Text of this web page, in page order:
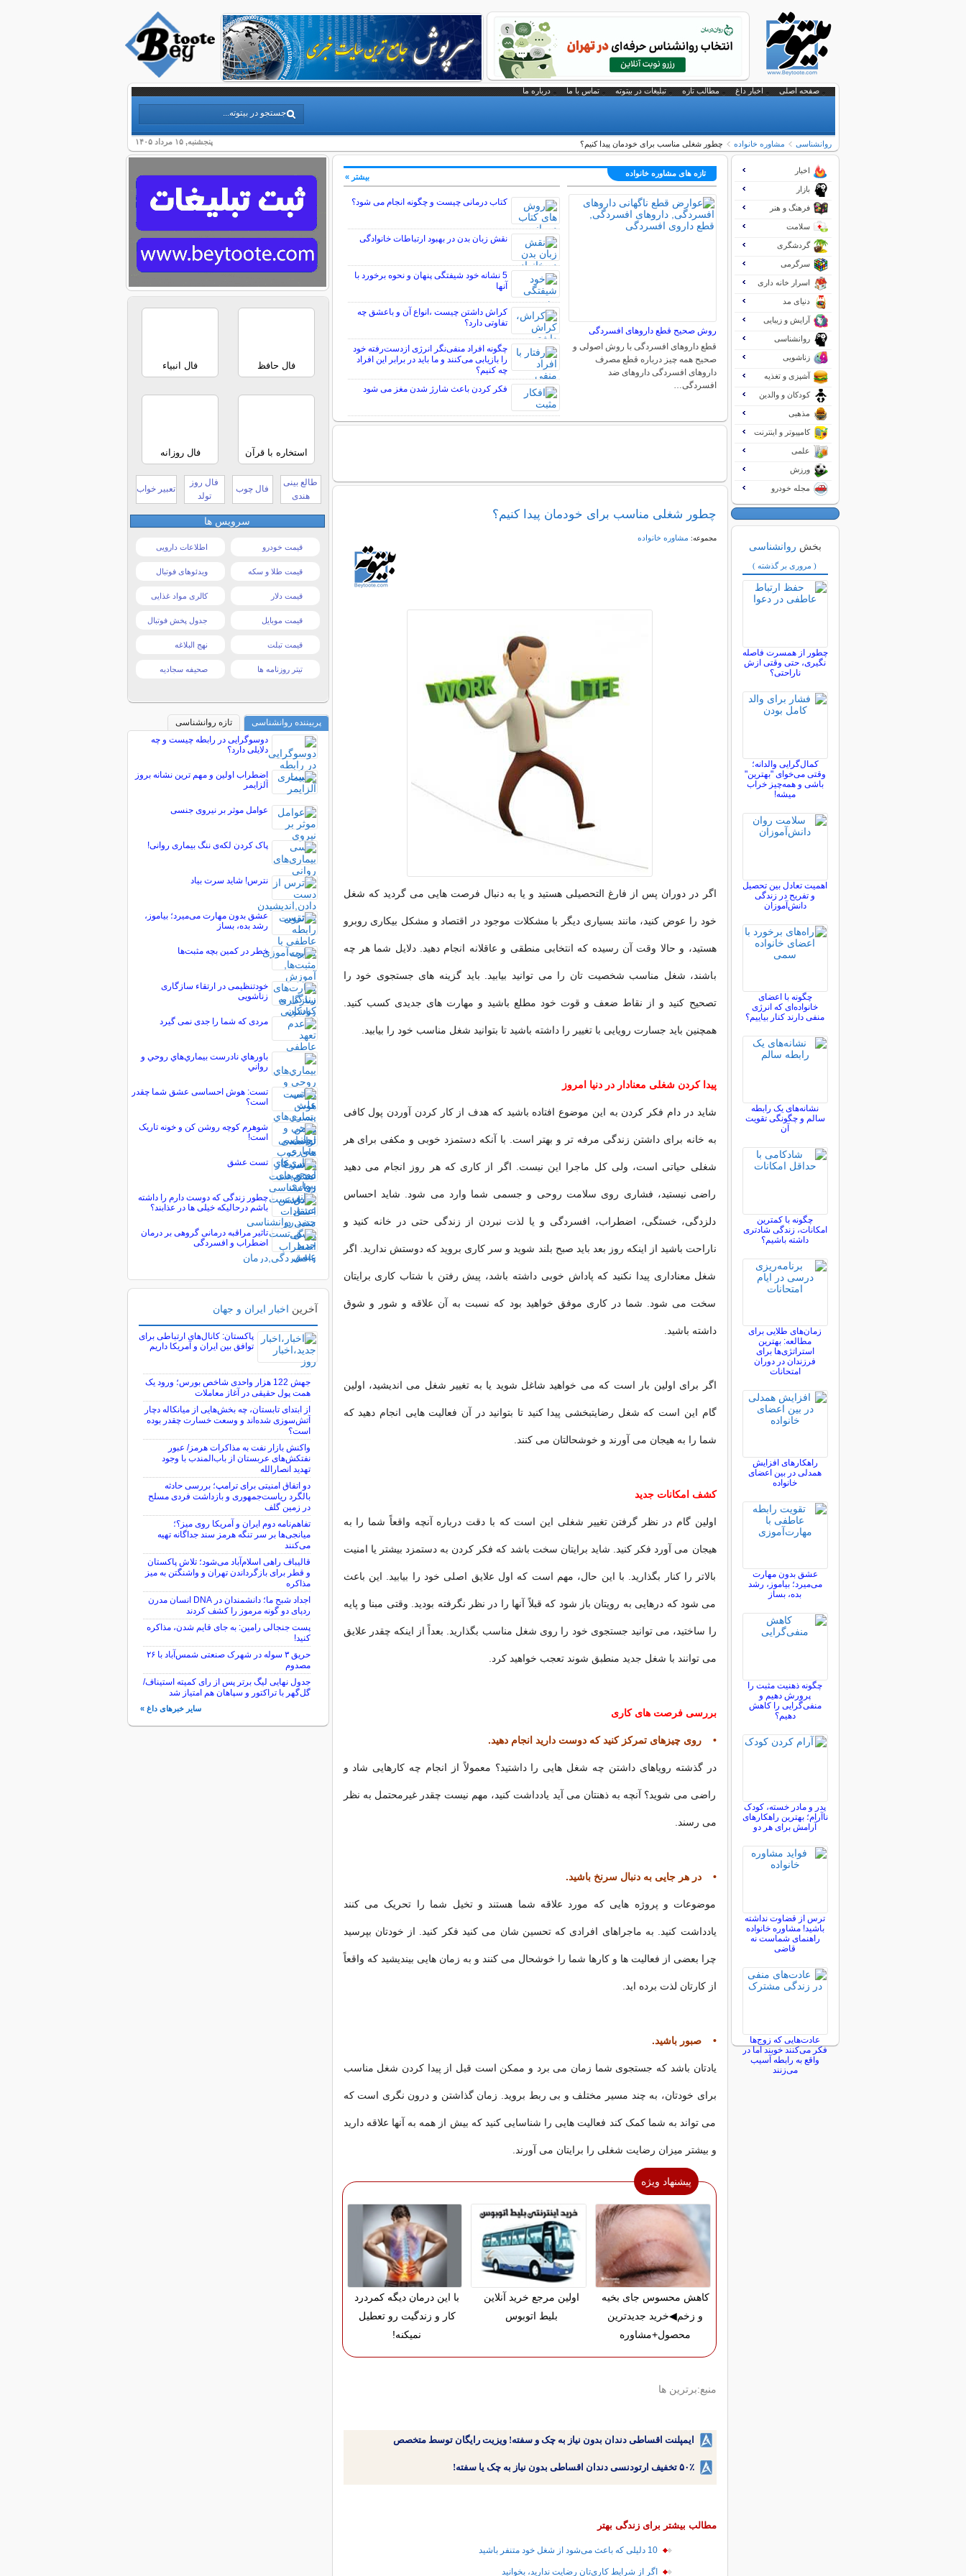
صفحه اصلی اخبار داغ مطالب تازه تبلیغات در بیتوته تماس با ما درباره ما
پنجشنبه, ۱۵ مرداد ۱۴۰۵ روانشناسی مشاوره خانواده چطور شغلی مناسب برای خودمان پیدا کنیم؟
تازه های مشاوره خانواده
روش صحیح قطع داروهای افسردگی
قطع داروهای افسردگی با روش اصولی و
صحیح همه چیز درباره قطع مصرف
داروهای افسردگی داروهای ضد
افسردگی…
کتاب درمانی چیست و چگونه انجام می شود؟
نقش زبان بدن در بهبود ارتباطات خانوادگی
5 نشانه خود شیفتگی پنهان و نحوه برخورد با
آنها
کراش داشتن چیست ،انواع آن و باعشق چه
تفاوتی دارد؟
چگونه افراد منفی‌نگر انرژی ازدست‌رفته خود
را بازیابی می‌کنند و ما باید در برابر این افراد
چه کنیم؟
فکر کردن باعث شارژ شدن مغز می شود
بیشتر »
چطور شغلی مناسب برای خودمان پیدا کنیم؟
مجموعه: مشاوره خانواده
اگر در دوران پس از فارغ التحصیلی هستید و یا به دنبال فرصت هایی می گردید که شغل
خود را عوض کنید، مانند بسیاری دیگر با مشکلات موجود در اقتصاد و مشکل بیکاری روبرو
هستید، و حالا وقت آن رسیده که انتخابی منطقی و عاقلانه انجام دهید. دلایل شما هر چه
باشند، شغل مناسب شخصیت تان را می توانید بیابید. باید گزینه های جستجوی خود را
تصحیح کنید و از نقاط ضعف و قوت خود مطلع باشید و مهارت های جدیدی کسب کنید.
همچنین باید جسارت رویایی با تغییر را داشته باشید تا بتوانید شغل مناسب خود را بیابید.
پیدا کردن شغلی معنادار در دنیا امروز
شاید در دام فکر کردن به این موضوع افتاده باشید که هدف از کار کردن آوردن پول کافی
به خانه برای داشتن زندگی مرفه تر و بهتر است. با آنکه دستمزد خوبی و مکفی برای هر
شغلی حیاتی است، ولی کل ماجرا این نیست. اگر از کاری که هر روز انجام می دهید
راضی نیستید، فشاری روی سلامت روحی و جسمی شما وارد می شود. شاید احساس
دلزدگی، خستگی، اضطراب، افسردگی و یا لذت نبردن از زندگی حتی در خانه کنید و
ناراحت باشید از اینکه روز بعد باید صبح بلند شوید و سر کاری بروید که دوستش ندارید. اگر
شغل معناداری پیدا نکنید که پاداش خوبی داشته باشد، پیش رفتن با شتاب کاری برایتان
سخت می شود. شما در کاری موفق خواهید بود که نسبت به آن علاقه و شور و شوق
داشته باشید.
اگر برای اولین بار است که می خواهید شاغل شوید یا به تغییر شغل می اندیشید، اولین
گام این است که شغل رضایتبخشی پیدا کنید تا بتوانید در آن فعالیت هایی انجام دهید که
شما را به هیجان می آورند و خوشحالتان می کنند.
کشف امکانات جدید
اولین گام در نظر گرفتن تغییر شغلی این است که با دقت درباره آنچه واقعاً شما را به
هیجان می آورد فکر کنید. شاید برایتان سخت باشد که فکر کردن به دستمزد بیشتر یا امنیت
بالاتر را کنار بگذارید. با این حال، مهم است که اول علایق اصلی خود را بیابید. این باعث
می شود که درهایی به رویتان باز شود که قبلاً آنها را در نظر نگرفته بودید. وقتی مبنا و پایه
را ساختید، می توانید جستجوی خود را روی شغل مناسب بگذارید. بعداً از اینکه چقدر علایق
می توانند با شغل جدید منطبق شوند تعجب خواهید کرد.
بررسی فرصت های کاری
• روی چیزهای تمرکز کنید که دوست دارید انجام دهید.
در گذشته رویاهای داشتن چه شغل هایی را داشتید؟ معمولاً از انجام چه کارهایی شاد و
راضی می شوید؟ آنچه به ذهنتان می آید یادداشت کنید، مهم نیست چقدر غیرمحتمل به نظر
می رسند.
• در هر جایی به دنبال سرنخ باشید.
موضوعات و پروژه هایی که مورد علاقه شما هستند و تخیل شما را تحریک می کنند
یادداشت کنید. به ماجراهای افرادی که تحسین شان می کنید فکر کنید. از خودتان بپرسید
چرا بعضی از فعالیت ها و کارها شما را خوشحال می کنند و به زمان هایی بیندیشید که واقعاً
از کارتان لذت برده اید.
• صبور باشید.
یادتان باشد که جستجوی شما زمان می برد و ممکن است قبل از پیدا کردن شغل مناسب
برای خودتان، به چند مسیر مختلف و بی ربط بروید. زمان گذاشتن و درون نگری است که
می تواند به شما کمک کند فعالیت هایی را شناسایی کنید که بیش از همه به آنها علاقه دارید
و بیشتر میزان رضایت شغلی را برایتان می آورند.
پیشنهاد ویژه
کاهش محسوس جای بخیه
و زخم◀خرید جدیدترین
محصول+مشاوره
اولین مرجع خرید آنلاین
بلیط اتوبوس
با این درمان دیگه کمردرد
کار و زندگیت رو تعطیل
نمیکنه!
منبع:برترین ها
ایمپلنت اقساطی دندان بدون نیاز به چک و سفته! ویزیت رایگان توسط متخصص
۵۰٪ تخفیف ارتودنسی دندان اقساطی بدون نیاز به چک یا سفته!
مطالب بیشتر برای زندگی بهتر
10 دلیلی که باعث می‌شود از شغل خود متنفر باشید
اگر از شرایط کاری‌تان رضایت ندارید، بخوانید
اخبار
بازار
فرهنگ و هنر
سلامت
گردشگری
سرگرمی
اسرار خانه داری
دنیای مد
آرایش و زیبایی
روانشناسی
زناشویی
آشپزی و تغذیه
کودکان و والدین
مذهبی
کامپیوتر و اینترنت
علمی
ورزش
مجله خودرو
بخش روانشناسی
( مروری بر گذشته )
چطور از همسرت فاصله
نگيری، حتی وقتی ازش
ناراحتی؟
کمال‌گرایی والدانه؛
وقتی می‌خوای "بهترین"
باشی و همه‌چیز خراب
میشه!
اهمیت تعادل بین تحصیل
و تفریح در زندگی
دانش‌آموزان
چگونه با اعضای
خانواده‌ای که انرژی
منفی دارند کنار بیاییم؟
نشانه‌های یک رابطه
سالم و چگونگی تقویت
آن
چگونه با کمترین
امکانات، زندگی شادتری
داشته باشیم؟
زمان‌های طلایی برای
مطالعه: بهترین
استراتژی‌ها برای
فرزندان در دوران
امتحانات
راهکارهای افزایش
همدلی در بین اعضای
خانواده
عشق بدون مهارت
می‌میرد؛ بیاموز، رشد
بده، بساز
چگونه ذهنیت مثبت را
پرورش دهیم و
منفی‌گرایی را کاهش
دهیم؟
پدر و مادر خسته، کودک
ناآرام؛ بهترین راهکارهای
آرامش برای هر دو
ترس از قضاوت نداشته
باشید! مشاوره خانواده
راهنمای شماست نه
قاضی
عادت‌هایی که زوج‌ها
فکر می‌کنند خوبند اما در
واقع به رابطه آسیب
می‌زنند
فال حافظ فال انبیاء
استخاره با قرآن فال روزانه
طالع بینی
هندی
فال چوب
فال روز
تولد
تعبیر خواب
سرویس ها
قیمت خودرو اطلاعات دارویی
قیمت طلا و سکه ویدئوهای فوتبال
قیمت دلار کالری مواد غذایی
قیمت موبایل جدول پخش فوتبال
قیمت تبلت نهج البلاغه
تیتر روزنامه ها صحیفه سجادیه
پربیننده روانشناسی
تازه روانشناسی
دوسوگرایی در رابطه چیست و چه
دلایلی دارد؟
اضطراب اولین و مهم ترین نشانه بروز
آلزایمر
عوامل موثر بر نیروی جنسی
پاک کردن لکه‌ی ننگ بیماری روانی!
نترس! شاید سرت بیاد
عشق بدون مهارت می‌میرد؛ بیاموز،
رشد بده، بساز
خطر در كمین بچه مثبت‌ها
خودتنظیمی در ارتقاء سازگاری
زناشویی
مردی که شما را جدی نمی گیرد
باورهاي نادرست بيماري‌هاي روحي و
رواني
تست: هوش احساسی عشق شما چقدر
است؟
شوهرم کوچه روشن کن و خونه تاریک
است!
تست عشق
چطور زندگی که دوست دارم را داشته
باشم درحالیکه خیلی ها در عذابند؟
تاثیر مراقبه درمانی گروهی بر درمان
اضطراب و افسردگی
آخرین اخبار ایران و جهان
پاکستان: کانال‌های ارتباطی برای
توافق بین ایران و آمریکا داریم
جهش 122 هزار واحدی شاخص بورس؛ ورود یک
همت پول حقیقی در آغاز معاملات
از ابتدای تابستان، چه بخش‌هایی از میانکاله دچار
آتش‌سوزی شده‌اند و وسعت خسارت چقدر بوده
است؟
واکنش بازار نفت به مذاکرات هرمز/ عبور
نفتکش‌های عربستان از باب‌المندب با وجود
تهدید انصارالله
دو اتفاق امنیتی برای ترامپ؛ بررسی حادثه
بالگرد ریاست‌جمهوری و بازداشت فردی مسلح
در زمین گلف
تفاهم‌نامه دوم ایران و آمریکا روی میز؟؛
میانجی‌ها بر سر تنگه هرمز سند جداگانه تهیه
می‌کنند
قالیباف راهی اسلام‌آباد می‌شود؛ تلاش پاکستان
و قطر برای بازگرداندن تهران و واشنگتن به میز
مذاکره
اجداد شبح ما؛ دانشمندان در DNA انسان مدرن
ردپای دو گونه مرموز را کشف کردند
پست جنجالی رامین: به جای قایم شدن، مذاکره
کنید!
حریق ۳ سوله در شهرک صنعتی شمس‌آباد با ۲۶
مصدوم
جدول نهایی لیگ برتر پس از رای کمیته استیناف/
گل‌گهر با تراکتور و سپاهان هم امتیاز شد
سایر خبرهای داغ »